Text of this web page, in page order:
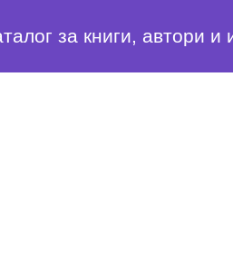
за книги, автори и